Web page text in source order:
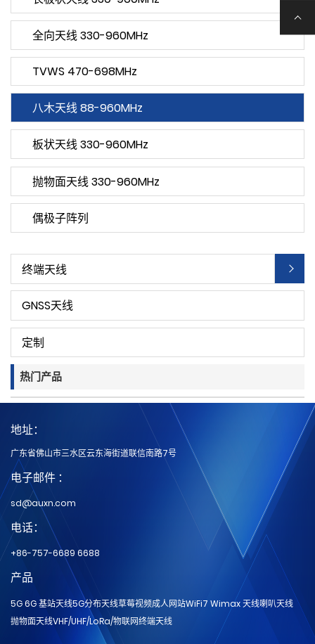
全向天线 330-960MHz
TVWS 470-698MHz
八木天线 88-960MHz
板状天线 330-960MHz
抛物面天线 330-960MHz
偶极子阵列
终端天线
GNSS天线
定制
热门产品
地址：
广东省佛山市三水区云东海街道联信南路7号
电子邮件 ：
sd@auxn.com
电话：
+86-757-6689 6688
产品
5G 6G 基站天线5G分布天线草莓视频成人网站WiFi7 Wimax 天线喇叭天线
抛物面天线VHF/UHF/LoRa/物联网终端天线